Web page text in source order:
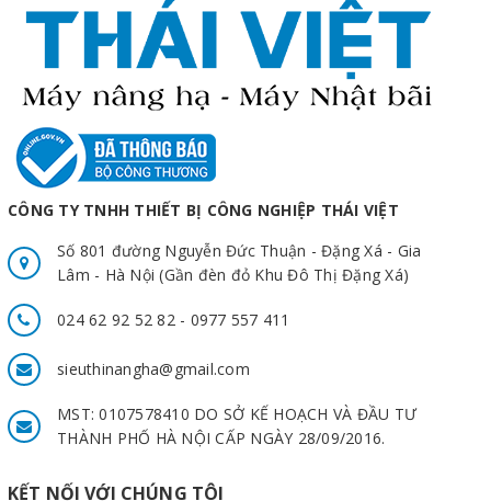
CÔNG TY TNHH THIẾT BỊ CÔNG NGHIỆP THÁI VIỆT
Số 801 đường Nguyễn Đức Thuận - Đặng Xá - Gia
Lâm - Hà Nội (Gần đèn đỏ Khu Đô Thị Đặng Xá)
024 62 92 52 82 - 0977 557 411
sieuthinangha@gmail.com
MST: 0107578410 DO SỞ KẾ HOẠCH VÀ ĐẦU TƯ
THÀNH PHỐ HÀ NỘI CẤP NGÀY 28/09/2016.
KẾT NỐI VỚI CHÚNG TÔI